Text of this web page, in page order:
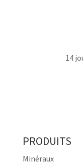
14
PRODUITS
Minéraux